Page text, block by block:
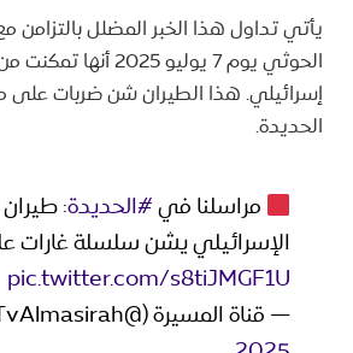
يأتي تداول هذا الخبر المضلل بالتزامن
الحوثي يوم 7 يوليو
إسرائيلي. هذا الطيران شن ضربات
الحديدة.
مراسلنا في#الحديدة:
الإسرائيلي يشن سلسلة غارات
pic.twitter.com/s8tiJMGF1U
— قناة المسيرة (@TvAlmasirah)